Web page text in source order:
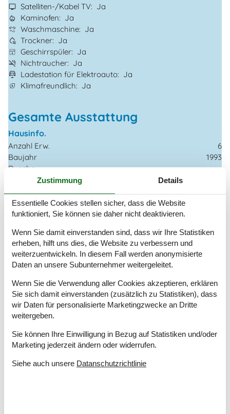
Satelliten-/Kabel TV
Ja
Kaminofen
Ja
Waschmaschine
Ja
Trockner
Ja
Geschirrspüler
Ja
Nichtraucher
Ja
Ladestation für Elektroauto
Ja
Klimafreundlich
Ja
Gesamte Ausstattung
Hausinfo.
Anzahl Erw.
6
Baujahr
1993
Dusche
Grundstücksgröße
Sauna
WC
Entfernungen
Entfernung Einkauf / Sommer
750 m
Entfernung Strand / Sand-, Kieselstrand
Energie/Heizung
Elektroheizung
Kaminofen
Küchengeräte
Herd
Zustimmung Details
Essentielle Cookies stellen sicher, dass die Website
funktioniert, Sie können sie daher nicht deaktivieren.
Wenn Sie damit einverstanden sind, dass wir Ihre Statistiken
erheben, hilft uns dies, die Website zu verbessern und
weiterzuentwickeln. In diesem Fall werden anonymisierte
Daten an unsere Subunternehmer weitergeleitet.
Wenn Sie die Verwendung aller Cookies akzeptieren, erklären
Sie sich damit einverstanden (zusätzlich zu Statistiken), dass
wir Daten für personalisierte Marketingzwecke an Dritte
weitergeben.
Sie können Ihre Einwilligung in Bezug auf Statistiken und/oder
Marketing jederzeit ändern oder widerrufen.
Siehe auch unsere Datanschutzrichtlinie